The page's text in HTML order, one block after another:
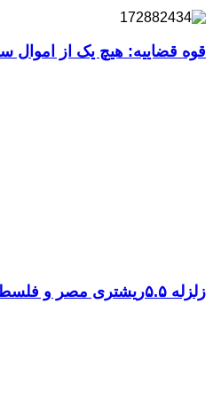
قوه قضاییه: هیچ یک از
زلزله ۵.۵ریشتری مصر و فلسطین را لرزاند